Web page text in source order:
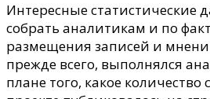
Интересные статистические
собрать аналитикам и по
размещения записей и
прежде всего, выполнялся
плане того, какое